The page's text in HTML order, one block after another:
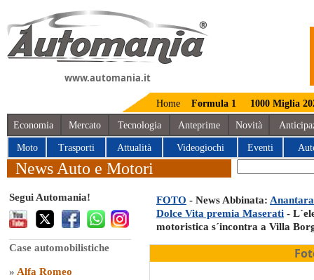
www.automania.it
Home Formula 1 1000 Miglia
Economia Mercato Tecnologia Anteprime Novità
Moto Trasporti Attualità Videogiochi Eventi
News Auto e Motori
Segui Automania!
Case automobilistiche
» Alfa Romeo
FOTO - News Abbinata:
Dolce Vita premia Maserati -
motoristica s´incontra a Villa